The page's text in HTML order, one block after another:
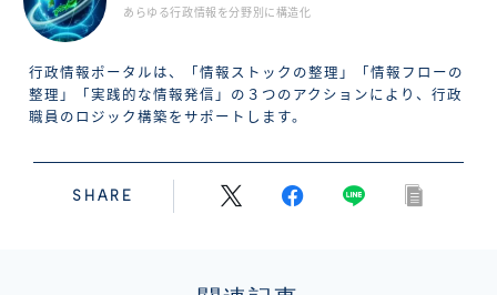
あらゆる行政情報を分野別に構造化
行政情報ポータルは、「情報ストックの整理」「情報フローの
整理」「実践的な情報発信」の３つのアクションにより、行政
職員のロジック構築をサポートします。
SHARE